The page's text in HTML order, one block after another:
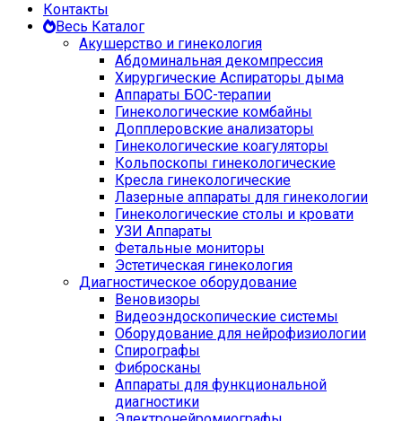
Контакты
Весь Каталог
Акушерство и гинекология
Абдоминальная декомпрессия
Хирургические Аспираторы дыма
Аппараты БОС-терапии
Гинекологические комбайны
Допплеровские анализаторы
Гинекологические коагуляторы
Кольпоскопы гинекологические
Кресла гинекологические
Лазерные аппараты для гинекологии
Гинекологические столы и кровати
УЗИ Аппараты
Фетальные мониторы
Эстетическая гинекология
Диагностическое оборудование
Веновизоры
Видеоэндоскопические системы
Оборудование для нейрофизиологии
Спирографы
Фибросканы
Аппараты для функциональной
диагностики